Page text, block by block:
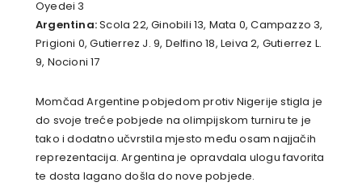
Oyedei 3
Argentina:Scola 22, Ginobili 13, Mata 0, Campazzo 3,
Prigioni 0, Gutierrez J. 9, Delfino 18, Leiva 2, Gutierrez L.
9, Nocioni 17
Momčad Argentine pobjedom protiv Nigerije stigla je
do svoje treće pobjede na olimpijskom turniru te je
tako i dodatno učvrstila mjesto među osam najjačih
reprezentacija. Argentina je opravdala ulogu favorita
te dosta lagano došla do nove pobjede.